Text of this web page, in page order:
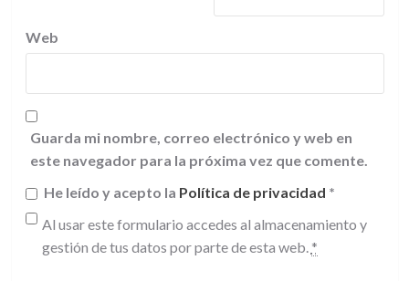
Web
Guarda mi nombre, correo electrónico y web en
este navegador para la próxima vez que comente.
He leído y acepto la Política de privacidad *
Al usar este formulario accedes al almacenamiento y
gestión de tus datos por parte de esta web. *